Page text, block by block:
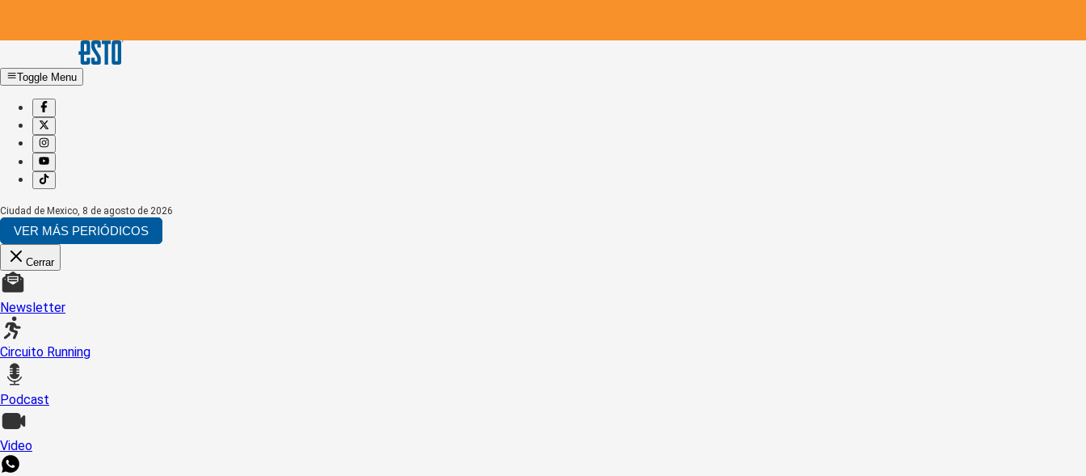
Toggle Menu
Ciudad de Mexico, 8 de agosto de 2026
VER MÁS PERIÓDICOS
Cerrar
Newsletter
Circuito Running
Podcast
Video